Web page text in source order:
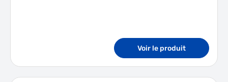
Voir le produit